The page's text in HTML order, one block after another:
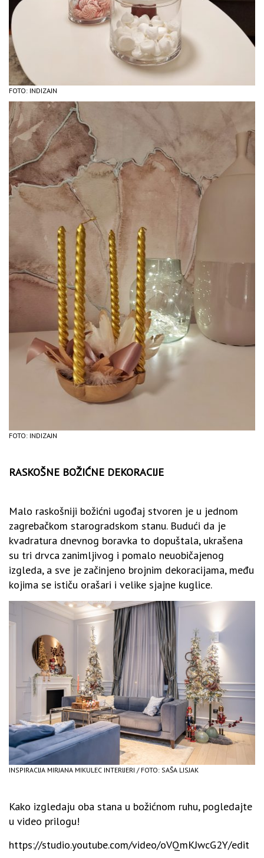
FOTO: INDIZAJN
FOTO: INDIZAJN
RASKOŠNE BOŽIĆNE DEKORACIJE
Malo raskošniji božićni ugođaj stvoren je u jednom
zagrebačkom starogradskom stanu. Budući da je
kvadratura dnevnog boravka to dopuštala, ukrašena
su tri drvca zanimljivog i pomalo neuobičajenog
izgleda, a sve je začinjeno brojnim dekoracijama, među
kojima se ističu orašari i velike sjajne kuglice.
INSPIRACIJA MIRJANA MIKULEC INTERIJERI / FOTO: SAŠA LISJAK
Kako izgledaju oba stana u božićnom ruhu, pogledajte
u video prilogu!
https://studio.youtube.com/video/oVQmKJwcG2Y/edit